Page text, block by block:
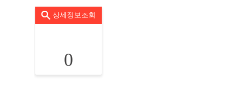
상세정보조회
0